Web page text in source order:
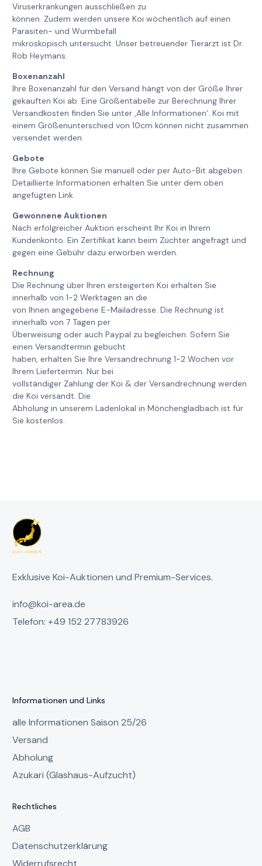
Viruserkrankungen ausschließen zu
können. Zudem werden unsere Koi wöchentlich auf einen
Parasiten- und Wurmbefall
mikroskopisch untersucht. Unser betreuender Tierarzt ist Dr.
Rob Heymans.
Boxenanzahl
Ihre Boxenanzahl für den Versand hängt von der Größe Ihrer
gekauften Koi ab. Eine Größentabelle zur Berechnung Ihrer
Versandkosten finden Sie unter ‚Alle Informationen‘. Koi mit
einem Größenunterschied von 10cm können nicht zusammen
versendet werden.
Gebote
Ihre Gebote können Sie manuell oder per Auto-Bit abgeben.
Detaillierte Informationen erhalten Sie unter dem oben
angefügten Link.
Gewonnene Auktionen
Nach erfolgreicher Auktion erscheint Ihr Koi in Ihrem
Kundenkonto. Ein Zertifikat kann beim Züchter angefragt und
gegen eine Gebühr dazu erworben werden.
Rechnung
Die Rechnung über Ihren ersteigerten Koi erhalten Sie
innerhalb von 1-2 Werktagen an die
von Ihnen angegebene E-Mailadresse. Die Rechnung ist
innerhalb von 7 Tagen per
Überweisung oder auch Paypal zu begleichen. Sofern Sie
einen Versandtermin gebucht
haben, erhalten Sie Ihre Versandrechnung 1-2 Wochen vor
Ihrem Liefertermin. Nur bei
vollständiger Zahlung der Koi & der Versandrechnung werden
die Koi versandt. Die
Abholung in unserem Ladenlokal in Mönchengladbach ist für
Sie kostenlos.
Exklusive Koi-Auktionen und Premium-Services.
info@koi-area.de
Telefon: +49 152 27783926
Informationen und Links
alle Informationen Saison 25/26
Versand
Abholung
Azukari (Glashaus-Aufzucht)
Rechtliches
AGB
Datenschutzerklärung